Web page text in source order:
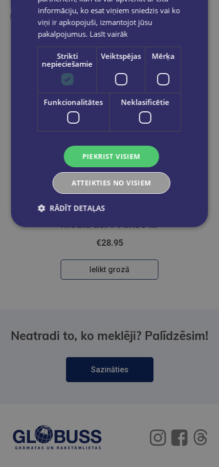
Ieskaties, varbūt noder
Medības. Prakse un pieredze Latvijā
€28.95
Ielikt grozā
Neatradi to, ko meklēji? Palīdzēsim!
Sazināties
informāciju, ko esat viņiem sniedzis vai ko
viņi ir apkopojuši, izmantojot jūsu
pakalpojumus. Lasīt vairāk
Strikti
nepieciešamie
Veiktspējas Mērķa
Funkcionalitātes Neklasificētie
PIEKRIST VISIEM
ATTEIKTIES NO VISIEM
RĀDĪT DETAĻAS